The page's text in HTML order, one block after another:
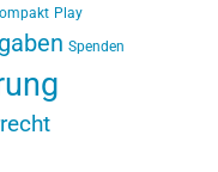
Play
Spenden